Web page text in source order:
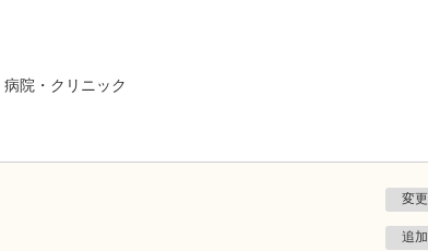
病院・クリニック
変更
追加